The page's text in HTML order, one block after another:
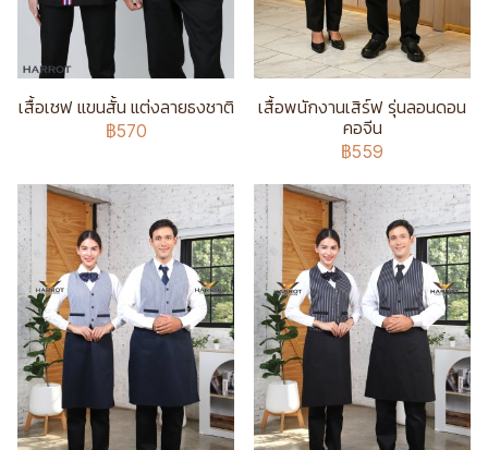
เสื้อเชฟ แขนสั้น แต่งลายธงชาติ
฿570
เสื้อพนักงานเสิร์ฟ รุ่นลอนดอน
คอจีน
฿559